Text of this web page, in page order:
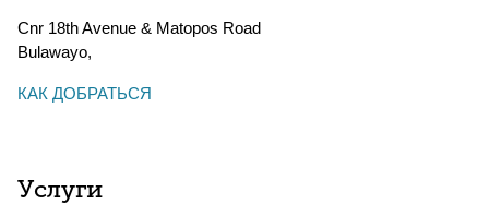
Cnr 18th Avenue & Matopos Road
Bulawayo,
КАК ДОБРАТЬСЯ
Услуги